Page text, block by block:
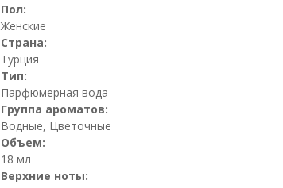
Пол:
Женские
Страна:
Турция
Тип:
Парфюмерная вода
Группа ароматов:
Водные, Цветочные
Объем:
18 мл
Верхние ноты: